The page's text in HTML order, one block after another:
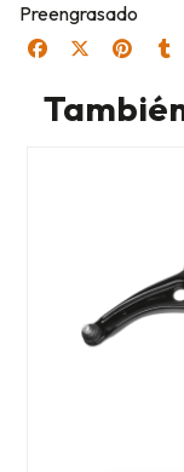
Preengrasado